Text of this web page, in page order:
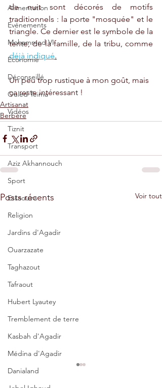
Alimentation
Evénements
Mohammed VI
Economie
Déconseillé
Ouled Teima
Vidéos
Tiznit
Transport
Aziz Akhannouch
Sport
Essaouira
Religion
Jardins d'Agadir
Ouarzazate
Taghazout
Tafraout
Hubert Lyautey
Tremblement de terre
Kasbah d'Agadir
Médina d'Agadir
Danialand
de nuit sont décorés de motifs
traditionnels : la porte "mosquée" et le
triangle. Ce dernier est le symbole de la
déjà indiqué.
Un peu trop rustique à mon goût, mais
ça reste intéressant !
Artisanat
Berbère
Posts récents Voir tout